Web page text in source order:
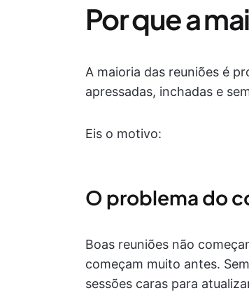
Por que a
A maioria das reuniões é
apressadas, inchadas e
Eis o motivo:
O problema do
Boas reuniões não
começam muito antes.
sessões caras para